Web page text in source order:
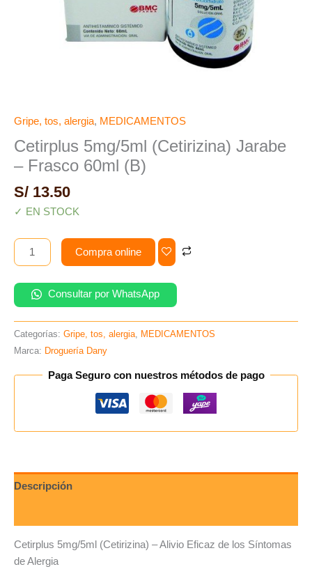
Gripe, tos, alergia, MEDICAMENTOS
Cetirplus 5mg/5ml (Cetirizina) Jarabe
– Frasco 60ml (B)
S/ 13.50
✓ EN STOCK
Compra online
Consultar por WhatsApp
Categorías: Gripe, tos, alergia, MEDICAMENTOS
Marca: Droguería Dany
Paga Seguro con nuestros métodos de pago
Descripción
Cetirplus 5mg/5ml (Cetirizina) – Alivio Eficaz de los Síntomas
de Alergia